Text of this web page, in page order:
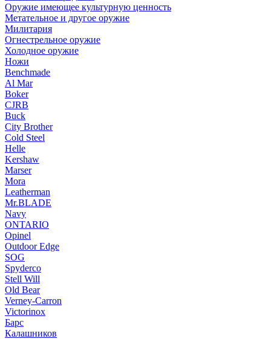
Оружие имеющее культурную ценность
Метательное и другое оружие
Милитария
Огнестрельное оружие
Холодное оружие
Ножи
Benchmade
Al Mar
Boker
CJRB
Buck
City Brother
Cold Steel
Helle
Kershaw
Marser
Mora
Leatherman
Mr.BLADE
Navy
ONTARIO
Opinel
Outdoor Edge
SOG
Spyderco
Stell Will
Old Bear
Verney-Carron
Victorinox
Барс
Калашников